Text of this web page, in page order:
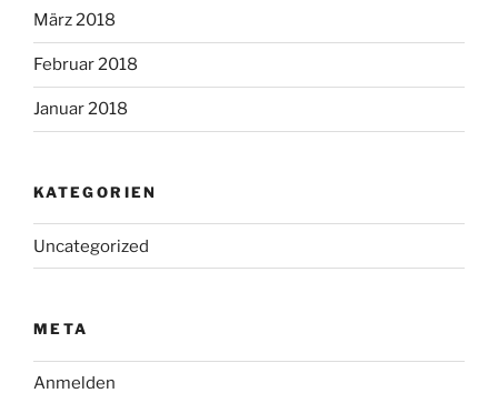
März 2018
Februar 2018
Januar 2018
KATEGORIEN
Uncategorized
META
Anmelden